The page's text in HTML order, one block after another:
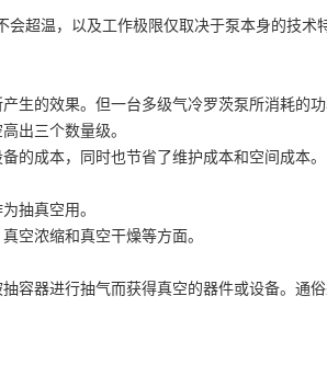
温，以及工作极限仅取决于泵本身的技术
的效果。但一台多级气冷罗茨泵所消耗的功
出三个数量级。
成本，同时也节省了维护成本和空间成本。
抽真空用。
浓缩和真空干燥等方面。
器进行抽气而获得真空的器件或设备。通俗